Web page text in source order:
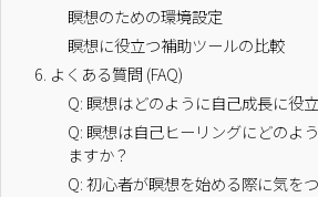
瞑想のための環境設定
瞑想に役立つ補助ツールの比較
6. よくある質問 (FAQ)
Q: 瞑想はどのように自己成長に役
Q: 瞑想は自己ヒーリングにどのよ
ますか？
Q: 初心者が瞑想を始める際に気を